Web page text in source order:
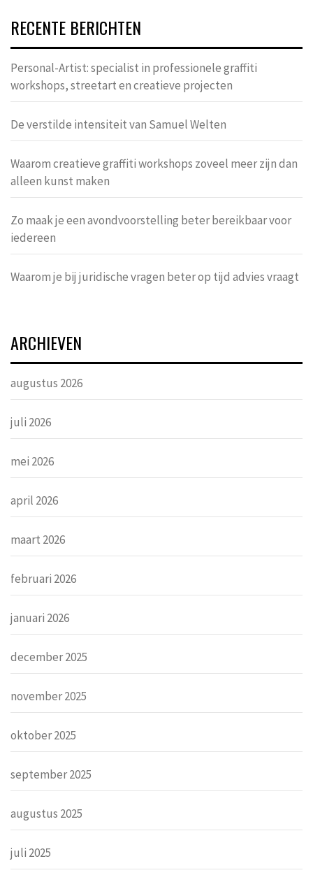
RECENTE BERICHTEN
Personal-Artist: specialist in professionele graffiti
workshops, streetart en creatieve projecten
De verstilde intensiteit van Samuel Welten
Waarom creatieve graffiti workshops zoveel meer zijn dan
alleen kunst maken
Zo maak je een avondvoorstelling beter bereikbaar voor
iedereen
Waarom je bij juridische vragen beter op tijd advies vraagt
ARCHIEVEN
augustus 2026
juli 2026
mei 2026
april 2026
maart 2026
februari 2026
januari 2026
december 2025
november 2025
oktober 2025
september 2025
augustus 2025
juli 2025